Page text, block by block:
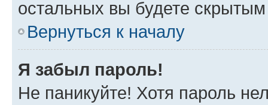
остальных вы будете
Вернуться к началу
Я забыл пароль!
Не паникуйте! Хотя пароль